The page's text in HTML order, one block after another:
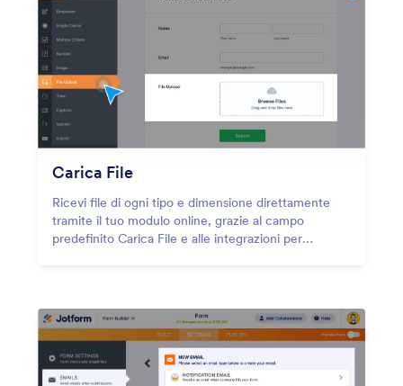
Carica File
Ricevi file di ogni tipo e dimensione direttamente
tramite il tuo modulo online, grazie al campo
predefinito Carica File e alle integrazioni per